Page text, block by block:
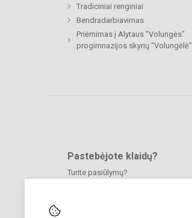
Tradiciniai renginiai
Bendradarbiavimas
Priėmimas į Alytaus "Volungės"
progimnazijos skyrių “Volungėlė”
Pastebėjote klaidų?
Turite pasiūlymų?